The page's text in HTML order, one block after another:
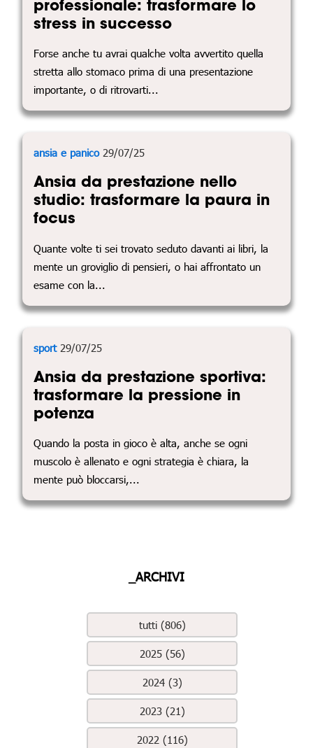
professionale: trasformare lo
stress in successo
Forse anche tu avrai qualche volta avvertito quella
stretta allo stomaco prima di una presentazione
importante, o di ritrovarti...
ansia e panico29/07/25
Ansia da prestazione nello
studio: trasformare la paura in
focus
Quante volte ti sei trovato seduto davanti ai libri, la
mente un groviglio di pensieri, o hai affrontato un
esame con la...
sport29/07/25
Ansia da prestazione sportiva:
trasformare la pressione in
potenza
Quando la posta in gioco è alta, anche se ogni
muscolo è allenato e ogni strategia è chiara, la
mente può bloccarsi,...
_ARCHIVI
tutti (806)
2025 (56)
2024 (3)
2023 (21)
2022 (116)